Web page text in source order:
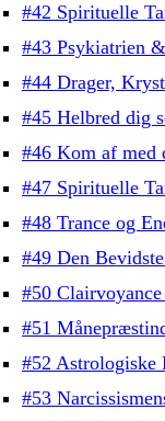
#42 Spirituelle
#43 Psykiatrien
#44 Drager,
#45 Helbred dig
#46 Kom af med
#47 Spirituelle
#48 Trance og
#49 Den
#50
#51
#52 Astrologiske
#53